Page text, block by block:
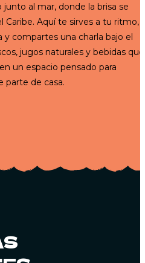
al mar, donde la brisa se
Caribe. Aquí te sirves a tu ritmo,
compartes una charla bajo el
jugos naturales y bebidas que
un espacio pensado para
parte de casa.